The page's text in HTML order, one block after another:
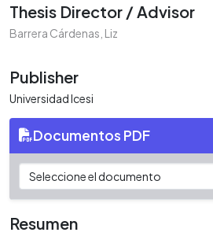
Thesis Director / Advisor
Barrera Cárdenas, Liz
Publisher
Universidad Icesi
Documentos PDF
Resumen